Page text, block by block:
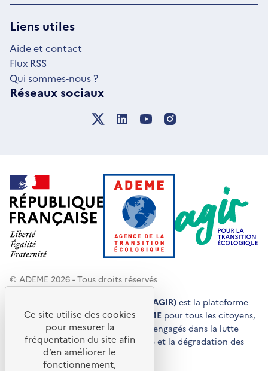
UNE
Liens utiles
Aide et contact
Flux RSS
Qui sommes-nous ?
Réseaux sociaux
© ADEME 2026 - Tous droits réservés
Agir pour la transition écologique (AGIR) est la plateforme
de conseils et de services de l'ADEME pour tous les citoyens,
acteurs économiques et territoires engagés dans la lutte
contre le réchauffement climatique et la dégradation des
ressources.
Ce site utilise des cookies
pour mesurer la
fréquentation du site afin
d’en améliorer le
fonctionnement,